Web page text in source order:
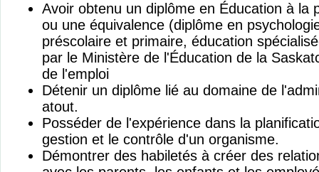
Avoir obtenu un diplôme en Éducation à la
ou une équivalence (diplôme en
préscolaire et primaire, éducation
par le Ministère de l'Éducation de la
de l'emploi
Détenir un diplôme lié au domaine de
atout.
Posséder de l'expérience dans la
gestion et le contrôle d'un organisme.
Démontrer des habiletés à créer des